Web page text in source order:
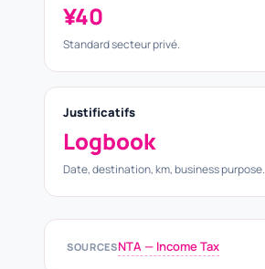
¥40
Standard secteur privé.
Justificatifs
Logbook
Date, destination, km, business purpose.
SOURCESNTA — Income Tax